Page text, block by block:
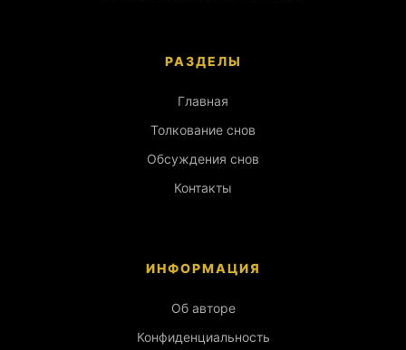
РАЗДЕЛЫ
Главная
Толкование снов
Обсуждения снов
Контакты
ИНФОРМАЦИЯ
Об авторе
Конфиденциальность